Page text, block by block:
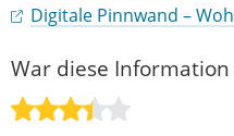
Digitale Pinnwand –
War diese